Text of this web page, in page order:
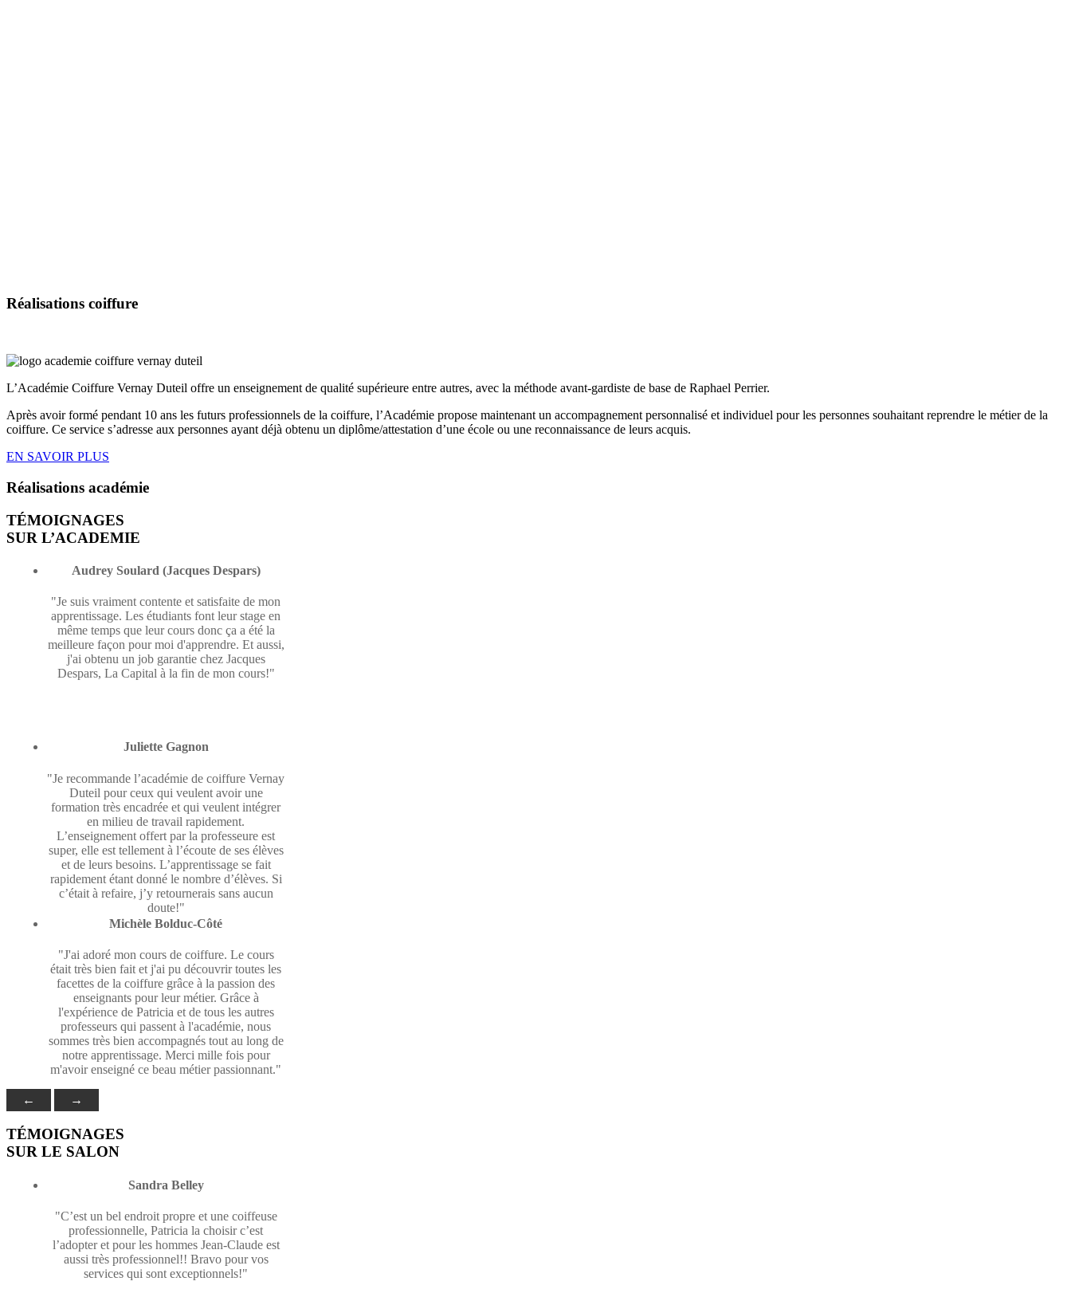
Réalisations coiffure
L’Académie Coiffure Vernay Duteil offre un enseignement de qualité supérieure entre autres, avec la méthode avant-gardiste de base de Raphael Perrier.
Après avoir formé pendant 10 ans les futurs professionnels de la coiffure, l’Académie propose maintenant un accompagnement personnalisé et individuel pour les personnes souhaitant reprendre le métier de la
coiffure. Ce service s’adresse aux personnes ayant déjà obtenu un diplôme/attestation d’une école ou une reconnaissance de leurs acquis.
EN SAVOIR PLUS
Réalisations académie
TÉMOIGNAGES
SUR L’ACADEMIE
Audrey Soulard (Jacques Despars)
"Je suis vraiment contente et satisfaite de mon
apprentissage. Les étudiants font leur stage en
même temps que leur cours donc ça a été la
meilleure façon pour moi d'apprendre. Et aussi,
j'ai obtenu un job garantie chez Jacques
Despars, La Capital à la fin de mon cours!"
Juliette Gagnon
"Je recommande l’académie de coiffure Vernay
Duteil pour ceux qui veulent avoir une
formation très encadrée et qui veulent intégrer
en milieu de travail rapidement.
L’enseignement offert par la professeure est
super, elle est tellement à l’écoute de ses élèves
et de leurs besoins. L’apprentissage se fait
rapidement étant donné le nombre d’élèves. Si
c’était à refaire, j’y retournerais sans aucun
doute!"
Michèle Bolduc-Côté
"J'ai adoré mon cours de coiffure. Le cours
était très bien fait et j'ai pu découvrir toutes les
facettes de la coiffure grâce à la passion des
enseignants pour leur métier. Grâce à
l'expérience de Patricia et de tous les autres
professeurs qui passent à l'académie, nous
sommes très bien accompagnés tout au long de
notre apprentissage. Merci mille fois pour
m'avoir enseigné ce beau métier passionnant."
← →
TÉMOIGNAGES
SUR LE SALON
Sandra Belley
"C’est un bel endroit propre et une coiffeuse
professionnelle, Patricia la choisir c’est
l’adopter et pour les hommes Jean-Claude est
aussi très professionnel!! Bravo pour vos
services qui sont exceptionnels!"